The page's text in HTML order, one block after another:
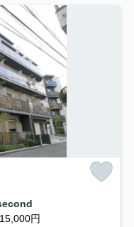
円